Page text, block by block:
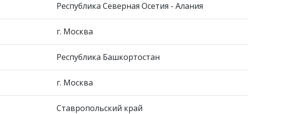
Республика Северная Осетия - Алания
г. Москва
Республика Башкортостан
г. Москва
Ставропольский край